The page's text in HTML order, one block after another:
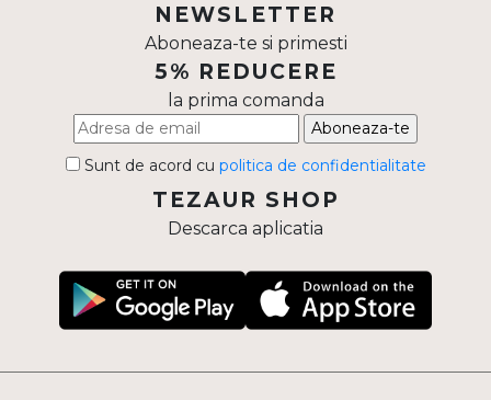
NEWSLETTER
Aboneaza-te si primesti
5% REDUCERE
la prima comanda
Aboneaza-te
Sunt de acord cu politica de confidentialitate
TEZAUR SHOP
Descarca aplicatia